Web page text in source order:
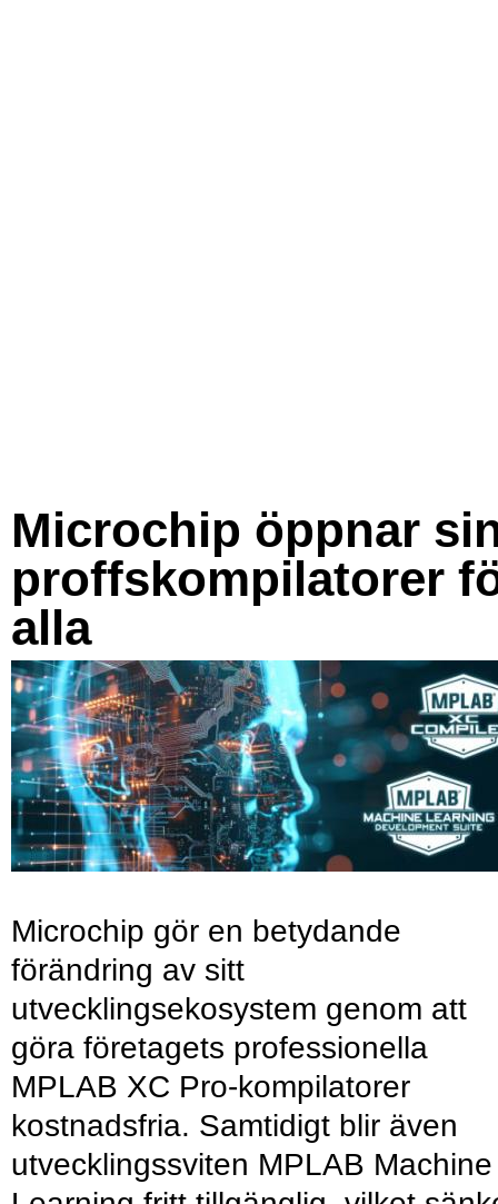
Microchip öppnar
proffskompilatorer
alla
Microchip gör en betydande
förändring av sitt
utvecklingsekosystem genom att
göra företagets professionella
MPLAB XC Pro-kompilatorer
kostnadsfria. Samtidigt blir även
utvecklingssviten MPLAB Machine